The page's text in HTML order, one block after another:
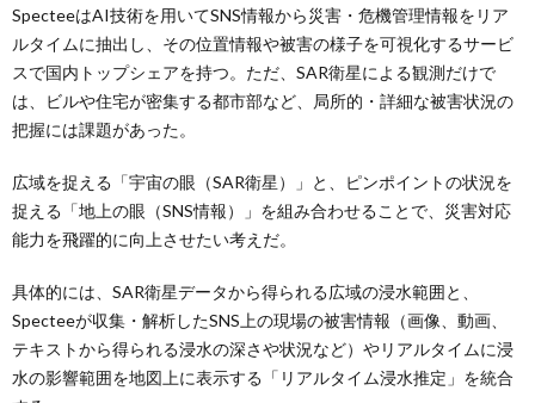
SpecteeはAI技術を用いてSNS情報から災害・危機管理情報をリア
ルタイムに抽出し、その位置情報や被害の様子を可視化するサービ
スで国内トップシェアを持つ。ただ、SAR衛星による観測だけで
は、ビルや住宅が密集する都市部など、局所的・詳細な被害状況の
把握には課題があった。
広域を捉える「宇宙の眼（SAR衛星）」と、ピンポイントの状況を
捉える「地上の眼（SNS情報）」を組み合わせることで、災害対応
能力を飛躍的に向上させたい考えだ。
具体的には、SAR衛星データから得られる広域の浸水範囲と、
Specteeが収集・解析したSNS上の現場の被害情報（画像、動画、
テキストから得られる浸水の深さや状況など）やリアルタイムに浸
水の影響範囲を地図上に表示する「リアルタイム浸水推定」を統合